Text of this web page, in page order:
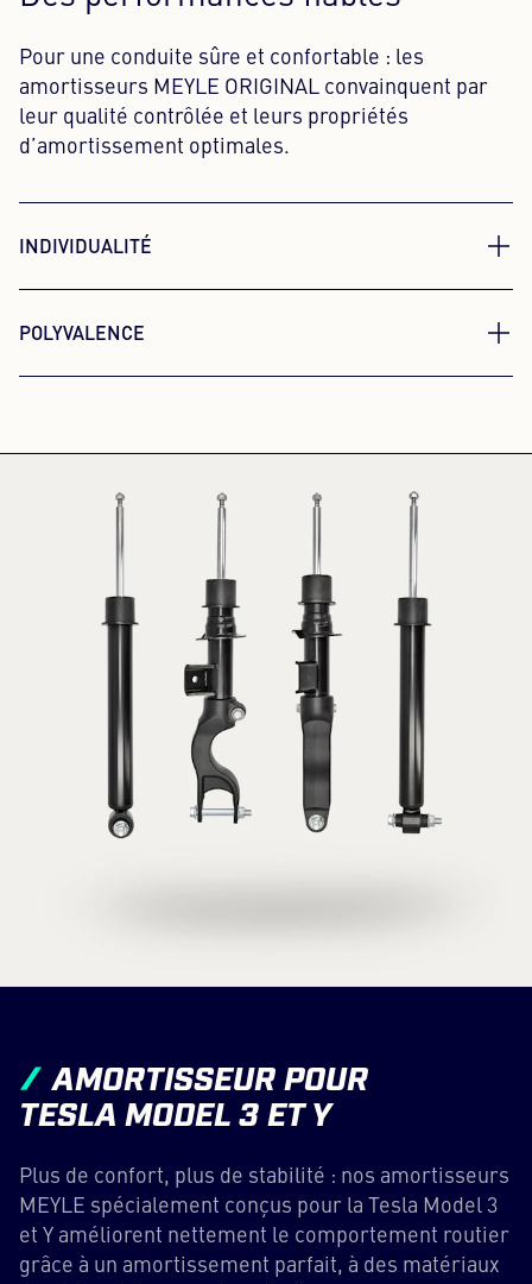
Pour une conduite sûre et confortable : les
amortisseurs MEYLE ORIGINAL convainquent par
leur qualité contrôlée et leurs propriétés
d’amortissement optimales.
INDIVIDUALITÉ
véhicule.
POLYVALENCE
Les amortisseurs MEYLE sont solides, résistants et
livrés avec les vis nécessaires. Si nécessaire, des
accessoires adaptés comme des kits anti-
poussière sont également disponibles. Pour une
AMORTISSEUR POUR
TESLA MODEL 3 ET Y
Plus de confort, plus de stabilité : nos amortisseurs
MEYLE spécialement conçus pour la Tesla Model 3
et Y améliorent nettement le comportement routier
grâce à un amortissement parfait, à des matériaux